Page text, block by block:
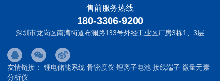
售前服务热线
180-3306-9200
深圳市龙岗区南湾街道布澜路133号外经工业区厂房3栋1、3层
友情链接： 锂电储能系统 骨密度仪 锂离子电池 接线端子 微量元素
分析仪